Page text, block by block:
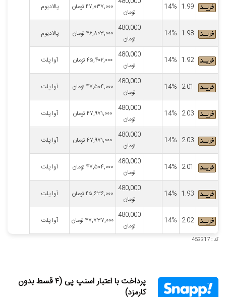
1.99
14%
تومان
۴۷,۰۳۷,۰۰۰ تومان پالادیوم
1.98
14%
480,000
تومان
۴۶,۸۰۳,۰۰۰ تومان پالادیوم
1.92
14%
480,000
تومان
۴۵,۴۰۲,۰۰۰ تومان آوا پلت
2.01
14%
480,000
تومان
۴۷,۵۰۴,۰۰۰ تومان آوا پلت
2.03
14%
480,000
تومان
۴۷,۹۷۱,۰۰۰ تومان آوا پلت
2.03
14%
480,000
تومان
۴۷,۹۷۱,۰۰۰ تومان آوا پلت
2.01
14%
480,000
تومان
۴۷,۵۰۴,۰۰۰ تومان آوا پلت
1.93
14%
480,000
تومان
۴۵,۶۳۶,۰۰۰ تومان آوا پلت
2.02
14%
480,000
تومان
۴۷,۷۳۷,۰۰۰ تومان آوا پلت
کد : 453317
پرداخت با اعتبار اسنپ پی (۴ قسط بدون
کارمزد)